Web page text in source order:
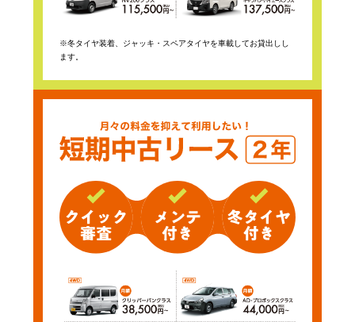
※冬タイヤ装着、ジャッキ・スペアタイヤを車載してお貸出しし
ます。